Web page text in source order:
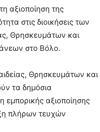
αξιοποίηση της
στις διοικήσεις των
Θρησκευμάτων και
στο Βόλο.
Θρησκευμάτων και
τα δημόσια
εμπορικής αξιοποίησης
πλήρων τευχών